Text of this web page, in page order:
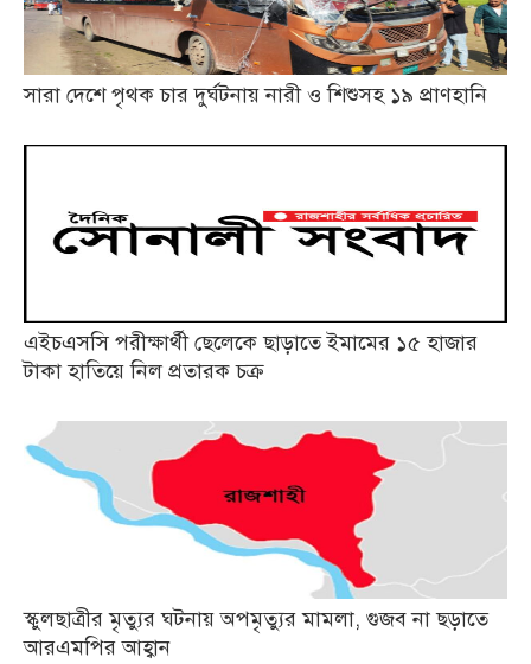
সারা দেশে পৃথক চার দুর্ঘটনায় নারী ও শিশুসহ ১৯ প্রাণহানি
এইচএসসি পরীক্ষার্থী ছেলেকে ছাড়াতে ইমামের ১৫ হাজার
টাকা হাতিয়ে নিল প্রতারক চক্র
স্কুলছাত্রীর মৃত্যুর ঘটনায় অপমৃত্যুর মামলা, গুজব না ছড়াতে
আরএমপির আহ্বান